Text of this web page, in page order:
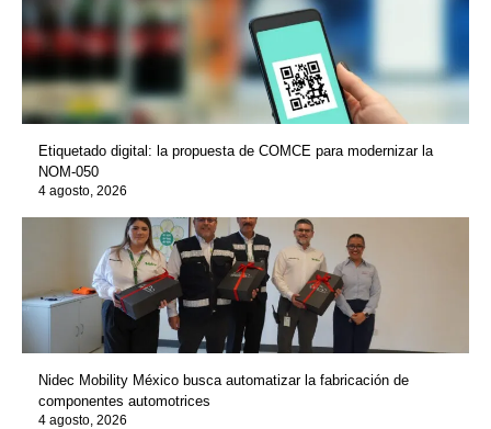
Etiquetado digital: la propuesta de COMCE para modernizar la
NOM-050
4 agosto, 2026
Nidec Mobility México busca automatizar la fabricación de
componentes automotrices
4 agosto, 2026